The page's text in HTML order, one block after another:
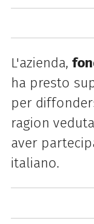
L'azienda,
ha presto
per
ragion
aver
italiano.